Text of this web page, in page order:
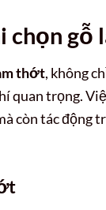
chọn gỗ
thớt, không
quan trọng.
còn tác động